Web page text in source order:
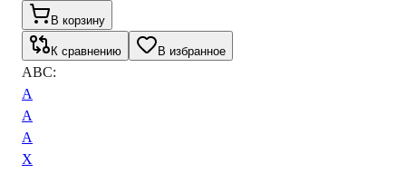
В корзину
К сравнению В избранное
ABC:
A
A
A
X